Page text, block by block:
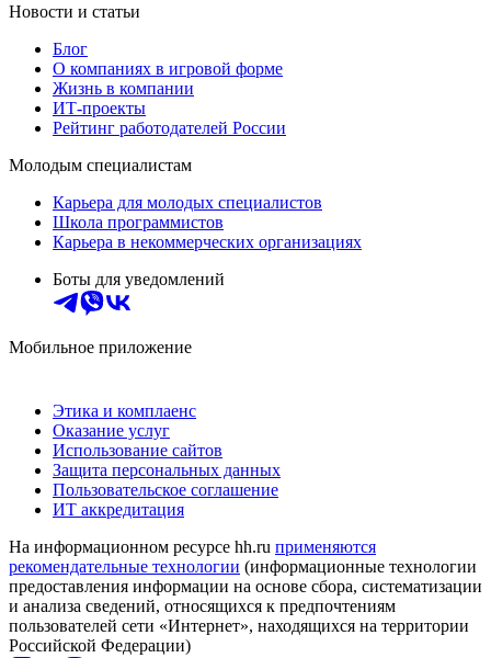
Новости и статьи
Блог
О компаниях в игровой форме
Жизнь в компании
ИТ-проекты
Рейтинг работодателей России
Молодым специалистам
Карьера для молодых специалистов
Школа программистов
Карьера в некоммерческих организациях
Боты для уведомлений
Мобильное приложение
Этика и комплаенс
Оказание услуг
Использование сайтов
Защита персональных данных
Пользовательское соглашение
ИТ аккредитация
На информационном ресурсе hh.ru применяются
рекомендательные технологии (информационные технологии
предоставления информации на основе сбора, систематизации
и анализа сведений, относящихся к предпочтениям
пользователей сети «Интернет», находящихся на территории
Российской Федерации)